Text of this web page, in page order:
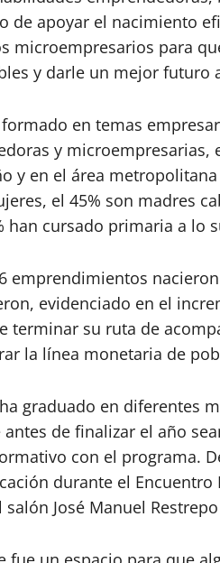
de apoyar el nacimiento
microempresarios para
y darle un mejor futuro
en temas
y
y en el área
el 45% son madres
han cursado primaria a lo
emprendimientos
evidenciado en el
terminar su ruta de
la línea monetaria de
graduado en diferentes
de finalizar el año
con el programa.
durante el
José Manuel